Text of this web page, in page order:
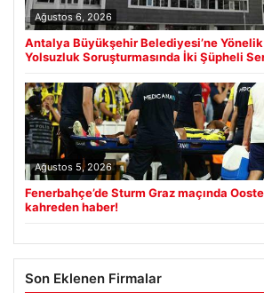
Ağustos 6, 2026
Antalya Büyükşehir Belediyesi’ne
Yolsuzluk Soruşturmasında İki Şüpheli
Ağustos 5, 2026
Fenerbahçe’de Sturm Graz maçında
kahreden haber!
Son Eklenen Firmalar